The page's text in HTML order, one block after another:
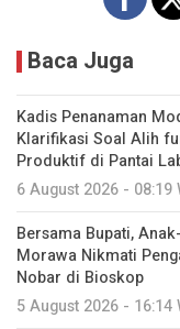
Baca Juga
Kadis Penanaman
Klarifikasi Soal Alih
Produktif di Pantai
6 August 2026 - 08:19
Bersama Bupati,
Morawa Nikmati
Nobar di Bioskop
5 August 2026 - 16:14